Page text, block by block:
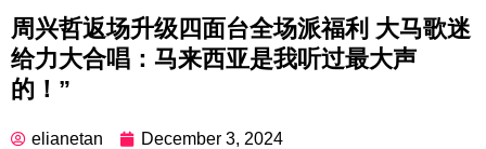
周兴哲返场升级四面台全场派福利 大马歌迷
给力大合唱：马来西亚是我听过最大声
的！”
elianetan December 3, 2024